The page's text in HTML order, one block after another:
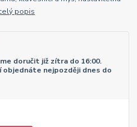
popis
doručit již zítra do 16:00.
objednáte nejpozději dnes do